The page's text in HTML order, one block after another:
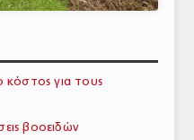
για τους
βοοειδών